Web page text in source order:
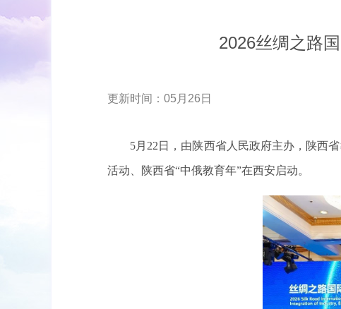
2026丝绸之路
更新时间：05月26日
5月22日，由陕西省人民政府主办，陕西
活动、陕西省“中俄教育年”在西安启动。